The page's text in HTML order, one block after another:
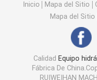
Sello de aceite
Sello hidráulico del
Sello hidráulico del
Inicio Mapa del Sitio
Mapa del Sitio
Calidad Equipo
Fábrica De
RUIWEIHAN